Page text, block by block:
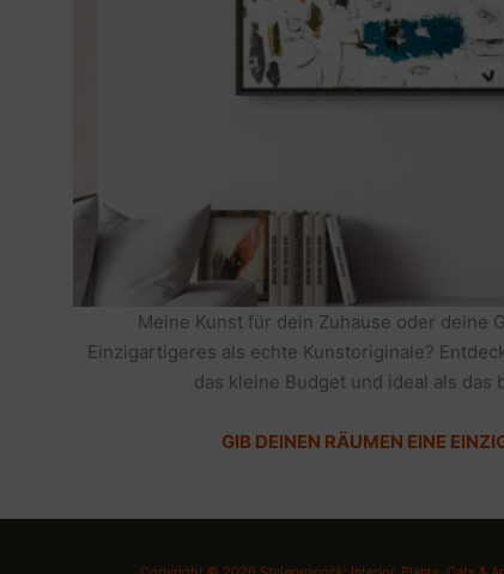
Meine Kunst für dein Zuhause oder deine
Einzigartigeres als echte Kunstoriginale?
das kleine Budget und ideal als das
GIB DEINEN RÄUMEN EINE